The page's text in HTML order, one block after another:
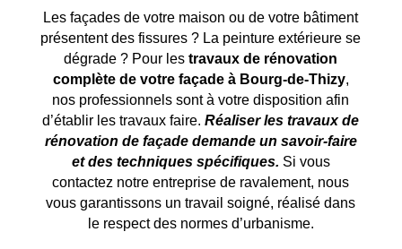
Les façades de votre maison ou de votre bâtiment
présentent des fissures ? La peinture extérieure se
dégrade ? Pour lestravaux de rénovation
complète de votre façade à Bourg-de-Thizy,
nos professionnels sont à votre disposition afin
d’établir les travaux faire.Réaliser les travaux de
rénovation de façade demande un savoir-faire
et des techniques spécifiques. Si vous
contactez notre entreprise de ravalement, nous
vous garantissons un travail soigné, réalisé dans
le respect des normes d’urbanisme.